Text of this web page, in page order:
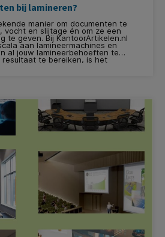
bij lamineren?
manier om documenten te
vocht en slijtage én om ze een
te geven. Bij KantoorArtikelen.nl
aan lamineermachines en
al jouw lamineerbehoeften te
resultaat te bereiken, is het